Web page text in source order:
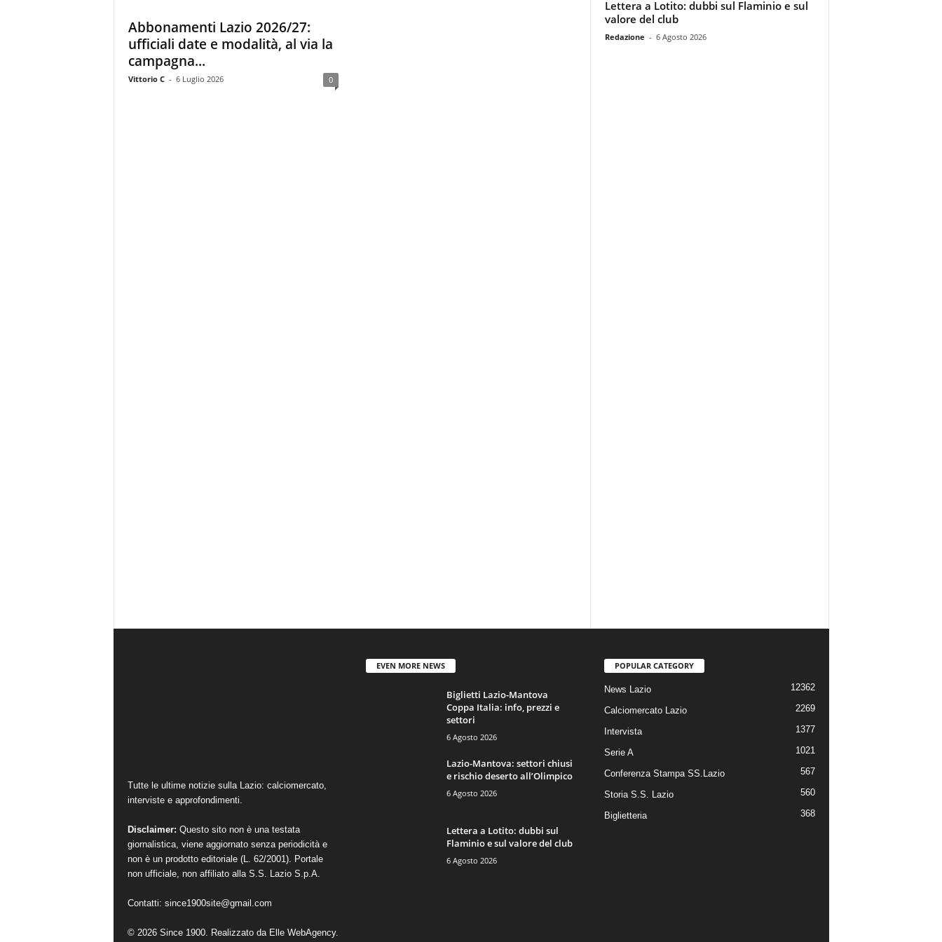
Abbonamenti Lazio 2026/27:
ufficiali date e modalità, al via la
campagna...
Vittorio C - 6 Luglio 2026 0
Lettera a Lotito: dubbi sul Flaminio e sul
valore del club
Redazione - 6 Agosto 2026
Tutte le ultime notizie sulla Lazio: calciomercato,
interviste e approfondimenti.
Disclaimer: Questo sito non è una testata
giornalistica, viene aggiornato senza periodicità e
non è un prodotto editoriale (L. 62/2001). Portale
non ufficiale, non affiliato alla S.S. Lazio S.p.A.
Contatti: since1900site@gmail.com
© 2026 Since 1900. Realizzato da Elle WebAgency.
EVEN MORE NEWS
Biglietti Lazio-Mantova
Coppa Italia: info, prezzi e
settori
6 Agosto 2026
Lazio-Mantova: settori chiusi
e rischio deserto all’Olimpico
6 Agosto 2026
Lettera a Lotito: dubbi sul
Flaminio e sul valore del club
6 Agosto 2026
POPULAR CATEGORY
News Lazio 12362
Calciomercato Lazio 2269
Intervista 1377
Serie A 1021
Conferenza Stampa SS.Lazio 567
Storia S.S. Lazio 560
Biglietteria 368